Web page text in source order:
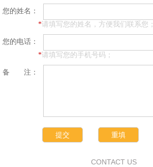
您的姓名：
*请填写您的姓名，方便我们联系您；
您的电话：
*请填写您的手机号码；
备 注：
CONTACT US